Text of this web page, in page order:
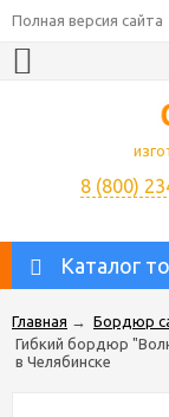
Полная версия сайта
8 (800)
Каталог
Главная → Бордюр
Гибкий бордюр
в Челябинске